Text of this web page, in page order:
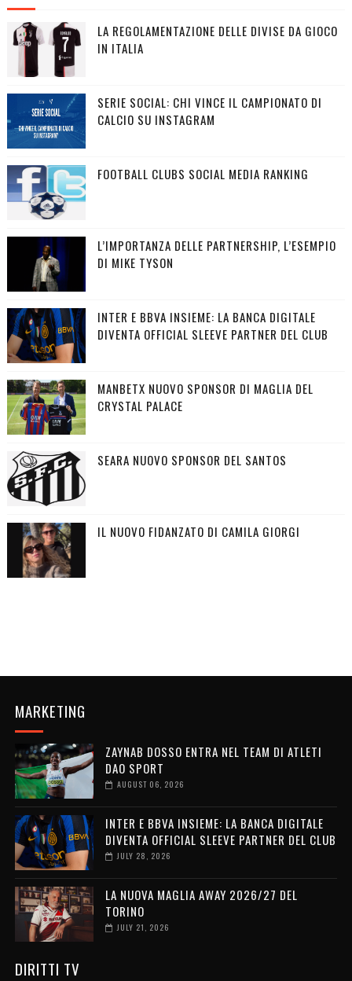
LA REGOLAMENTAZIONE DELLE DIVISE DA GIOCO
IN ITALIA
SERIE SOCIAL: CHI VINCE IL CAMPIONATO DI
CALCIO SU INSTAGRAM
FOOTBALL CLUBS SOCIAL MEDIA RANKING
L’IMPORTANZA DELLE PARTNERSHIP, L’ESEMPIO
DI MIKE TYSON
INTER E BBVA INSIEME: LA BANCA DIGITALE
DIVENTA OFFICIAL SLEEVE PARTNER DEL CLUB
MANBETX NUOVO SPONSOR DI MAGLIA DEL
CRYSTAL PALACE
SEARA NUOVO SPONSOR DEL SANTOS
IL NUOVO FIDANZATO DI CAMILA GIORGI
MARKETING
ZAYNAB DOSSO ENTRA NEL TEAM DI ATLETI
DAO SPORT
AUGUST 06, 2026
INTER E BBVA INSIEME: LA BANCA DIGITALE
DIVENTA OFFICIAL SLEEVE PARTNER DEL CLUB
JULY 28, 2026
LA NUOVA MAGLIA AWAY 2026/27 DEL
TORINO
JULY 21, 2026
DIRITTI TV